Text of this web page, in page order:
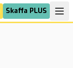
Skaffa PLUS